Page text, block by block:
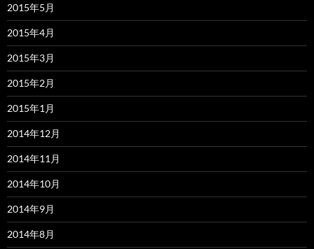
2015年5月
2015年4月
2015年3月
2015年2月
2015年1月
2014年12月
2014年11月
2014年10月
2014年9月
2014年8月